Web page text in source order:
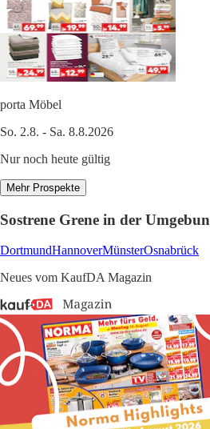
porta Möbel
So. 2.8. - Sa. 8.8.2026
Nur noch heute gültig
Mehr Prospekte
Sostrene Grene in der
DortmundHannoverMünsterOsnabrück
Neues vom KaufDA Magazin